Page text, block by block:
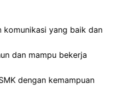
komunikasi yang baik dan
dan mampu bekerja
dengan kemampuan